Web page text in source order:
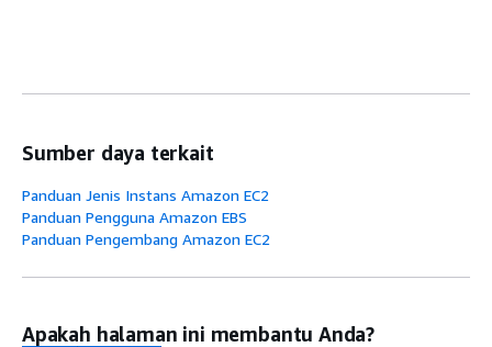
Sumber daya terkait
Panduan Jenis Instans Amazon EC2
Panduan Pengguna Amazon EBS
Panduan Pengembang Amazon EC2
Apakah halaman ini membantu Anda?